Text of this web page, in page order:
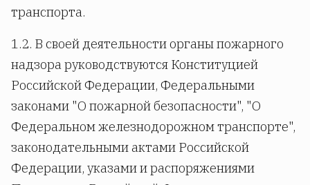
транспорта.
1.2. В своей деятельности органы пожарного
надзора руководствуются Конституцией
Российской Федерации, Федеральными
законами "О пожарной безопасности", "О
Федеральном железнодорожном транспорте",
законодательными актами Российской
Федерации, указами и распоряжениями